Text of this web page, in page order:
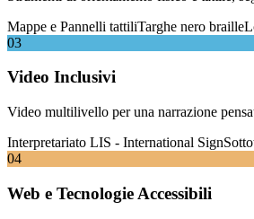
Mappe e Pannelli tattiliTarghe nero braille
03
Video Inclusivi
Video multilivello per una narrazione
Interpretariato LIS - International Sign
04
Web e Tecnologie Accessibili